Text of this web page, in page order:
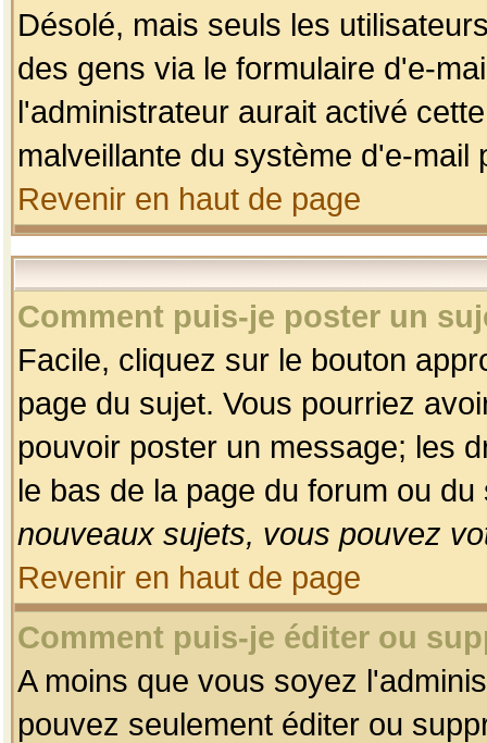
Désolé, mais seuls les
des gens via le formulaire d'e-
l'administrateur aurait activé
malveillante du système d'e-
Revenir en haut de page
Comment puis-je poster un
Facile, cliquez sur le bouton
page du sujet. Vous pourriez
pouvoir poster un message; les
le bas de la page du forum ou
nouveaux sujets, vous pouvez
Revenir en haut de page
Comment puis-je éditer ou
A moins que vous soyez
pouvez seulement éditer ou